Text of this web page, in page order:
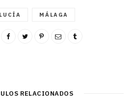
MÁLAGA
RELACIONADOS